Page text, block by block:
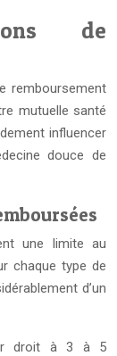
de
remboursement
mutuelle santé
influencer
douce de
une limite au
chaque type de
d’un
droit à 3 à 5